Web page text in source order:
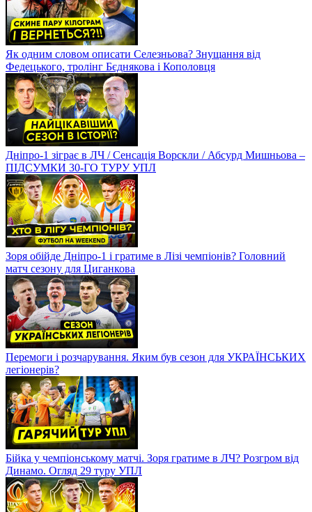
Як одним словом описати Селезньова? Знущання від
Федецького, тролінг Бєднякова і Кополовця
Дніпро-1 зіграє в ЛЧ / Сенсація Ворскли / Абсурд Мишньова –
ПІДСУМКИ 30-ГО ТУРУ УПЛ
Зоря обійде Дніпро-1 і гратиме в Лізі чемпіонів? Головний
матч сезону для Циганкова
Перемоги і розчарування. Яким був сезон для УКРАЇНСЬКИХ
легіонерів?
Бійка у чемпіонському матчі. Зоря гратиме в ЛЧ? Розгром від
Динамо. Огляд 29 туру УПЛ